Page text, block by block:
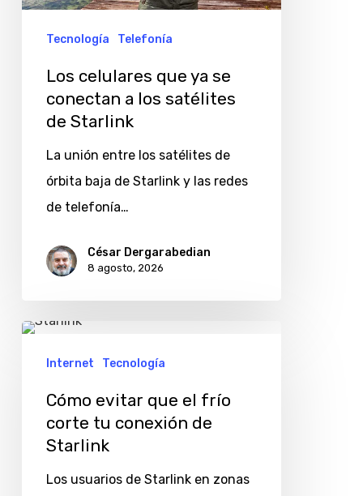
conectan
satélites
Tecnología Telefonía
Los celulares que ya se
conectan a los satélites
de Starlink
La unión entre los satélites de
órbita baja de Starlink y las redes
de telefonía…
César Dergarabedian
8 agosto, 2026
Cómo
evitarInternet Tecnología
Cómo evitar que el frío
corte tu conexión de
Starlink
Los usuarios de Starlink en zonas